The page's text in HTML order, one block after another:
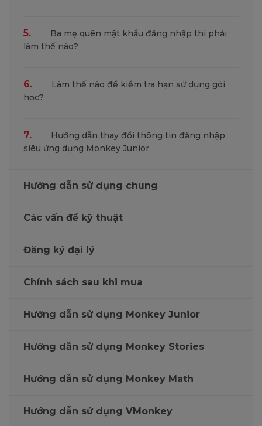
5.
Ba mẹ quên mật khẩu đăng nhập thì phải
làm thế nào?
6.
Làm thế nào để kiểm tra hạn sử dụng gói
học?
7.
Hướng dẫn thay đổi thông tin đăng nhập
siêu ứng dụng Monkey Junior
Hướng dẫn sử dụng chung
Các vấn đề kỹ thuật
Đăng ký đại lý
Chính sách sau khi mua
Hướng dẫn sử dụng Monkey Junior
Hướng dẫn sử dụng Monkey Stories
Hướng dẫn sử dụng Monkey Math
Hướng dẫn sử dụng VMonkey